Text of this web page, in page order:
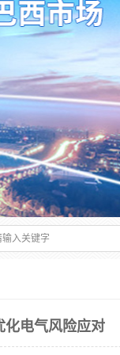
化电气风险应对